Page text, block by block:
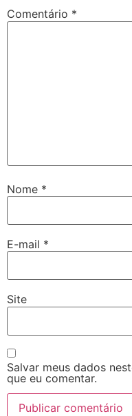
Comentário *
Nome *
E-mail *
Site
Salvar meus dados
que eu comentar.